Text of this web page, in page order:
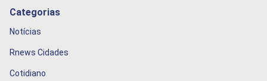
Categorias
Notícias
Rnews Cidades
Cotidiano